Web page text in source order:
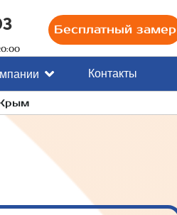
Бесплатный замер
Контакты